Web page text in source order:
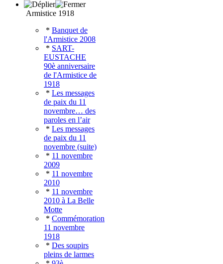
Armistice 1918
* Banquet de
l'Armistice 2008
* SART-
EUSTACHE
90è anniversaire
de l'Armistice de
1918
* Les messages
de paix du 11
novembre… des
paroles en l’air
* Les messages
de paix du 11
novembre (suite)
* 11 novembre
2009
* 11 novembre
2010
* 11 novembre
2010 à La Belle
Motte
* Commémoration
11 novembre
1918
* Des soupirs
pleins de larmes